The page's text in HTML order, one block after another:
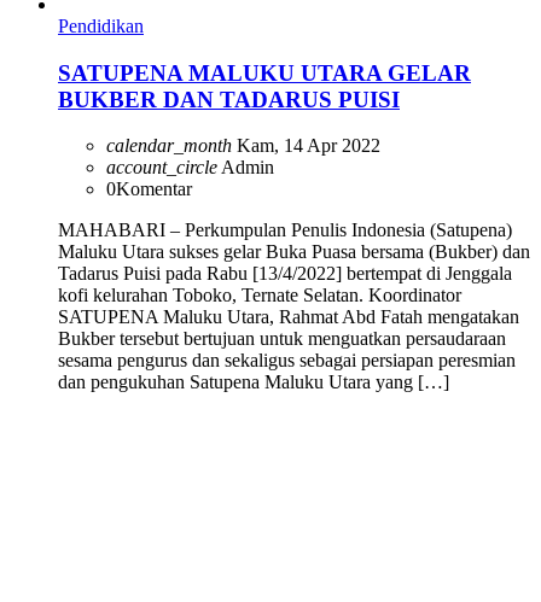
Pendidikan
SATUPENA MALUKU UTARA GELAR
BUKBER DAN TADARUS PUISI
calendar_month Kam, 14 Apr 2022
account_circle Admin
0Komentar
MAHABARI – Perkumpulan Penulis Indonesia (Satupena)
Maluku Utara sukses gelar Buka Puasa bersama (Bukber) dan
Tadarus Puisi pada Rabu [13/4/2022] bertempat di Jenggala
kofi kelurahan Toboko, Ternate Selatan. Koordinator
SATUPENA Maluku Utara, Rahmat Abd Fatah mengatakan
Bukber tersebut bertujuan untuk menguatkan persaudaraan
sesama pengurus dan sekaligus sebagai persiapan peresmian
dan pengukuhan Satupena Maluku Utara yang […]